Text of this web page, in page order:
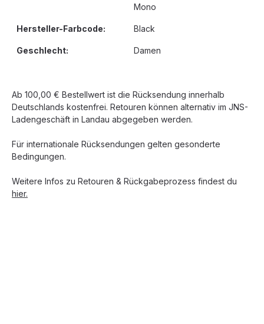
Mono
Hersteller-Farbcode: Black
Geschlecht: Damen
Ab 100,00 € Bestellwert ist die Rücksendung innerhalb
Deutschlands kostenfrei. Retouren können alternativ im JNS-
Ladengeschäft in Landau abgegeben werden.
Für internationale Rücksendungen gelten gesonderte
Bedingungen.
Weitere Infos zu Retouren & Rückgabeprozess findest du
hier.